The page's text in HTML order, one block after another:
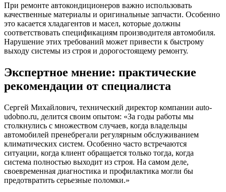
При ремонте автокондиционеров важно использовать
качественные материалы и оригинальные запчасти. Особенно
это касается хладагентов и масел, которые должны
соответствовать спецификациям производителя автомобиля.
Нарушение этих требований может привести к быстрому
выходу системы из строя и дорогостоящему ремонту.
Экспертное мнение: практические
рекомендации от специалиста
Сергей Михайлович, технический директор компании auto-
udobno.ru, делится своим опытом: «За годы работы мы
столкнулись с множеством случаев, когда владельцы
автомобилей пренебрегали регулярным обслуживанием
климатических систем. Особенно часто встречаются
ситуации, когда клиент обращается только тогда, когда
система полностью выходит из строя. На самом деле,
своевременная диагностика и профилактика могли бы
предотвратить серьезные поломки.»